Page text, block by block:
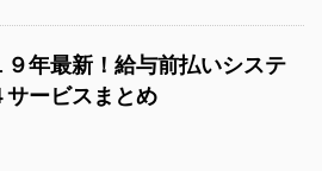
９年最新！給与前払いシステ
サービスまとめ